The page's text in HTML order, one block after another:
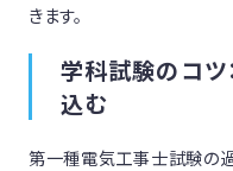
きます。
学科試験のコツ
込む
第一種電気工事士試験の